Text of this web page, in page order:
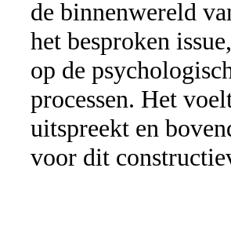
de binnenwereld
het besproken
op de
processen. Het
uitspreekt en
voor dit